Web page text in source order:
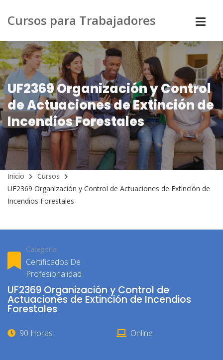
Cursos para Trabajadores
UF2369 Organización y Control
de Actuaciones de Extinción de
Incendios Forestales
Inicio
Cursos
UF2369 Organización y Control de Actuaciones de Extinción de
Incendios Forestales
Categoría
Certificados De
Profesionalidad
UF2369 Organización y Control de
Actuaciones de Extinción de Incendios
Forestales
90 Horas Online